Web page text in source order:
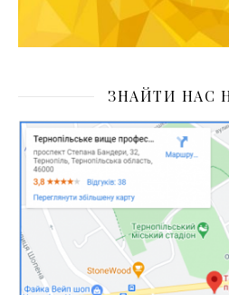
ЗНАЙТИ НАС